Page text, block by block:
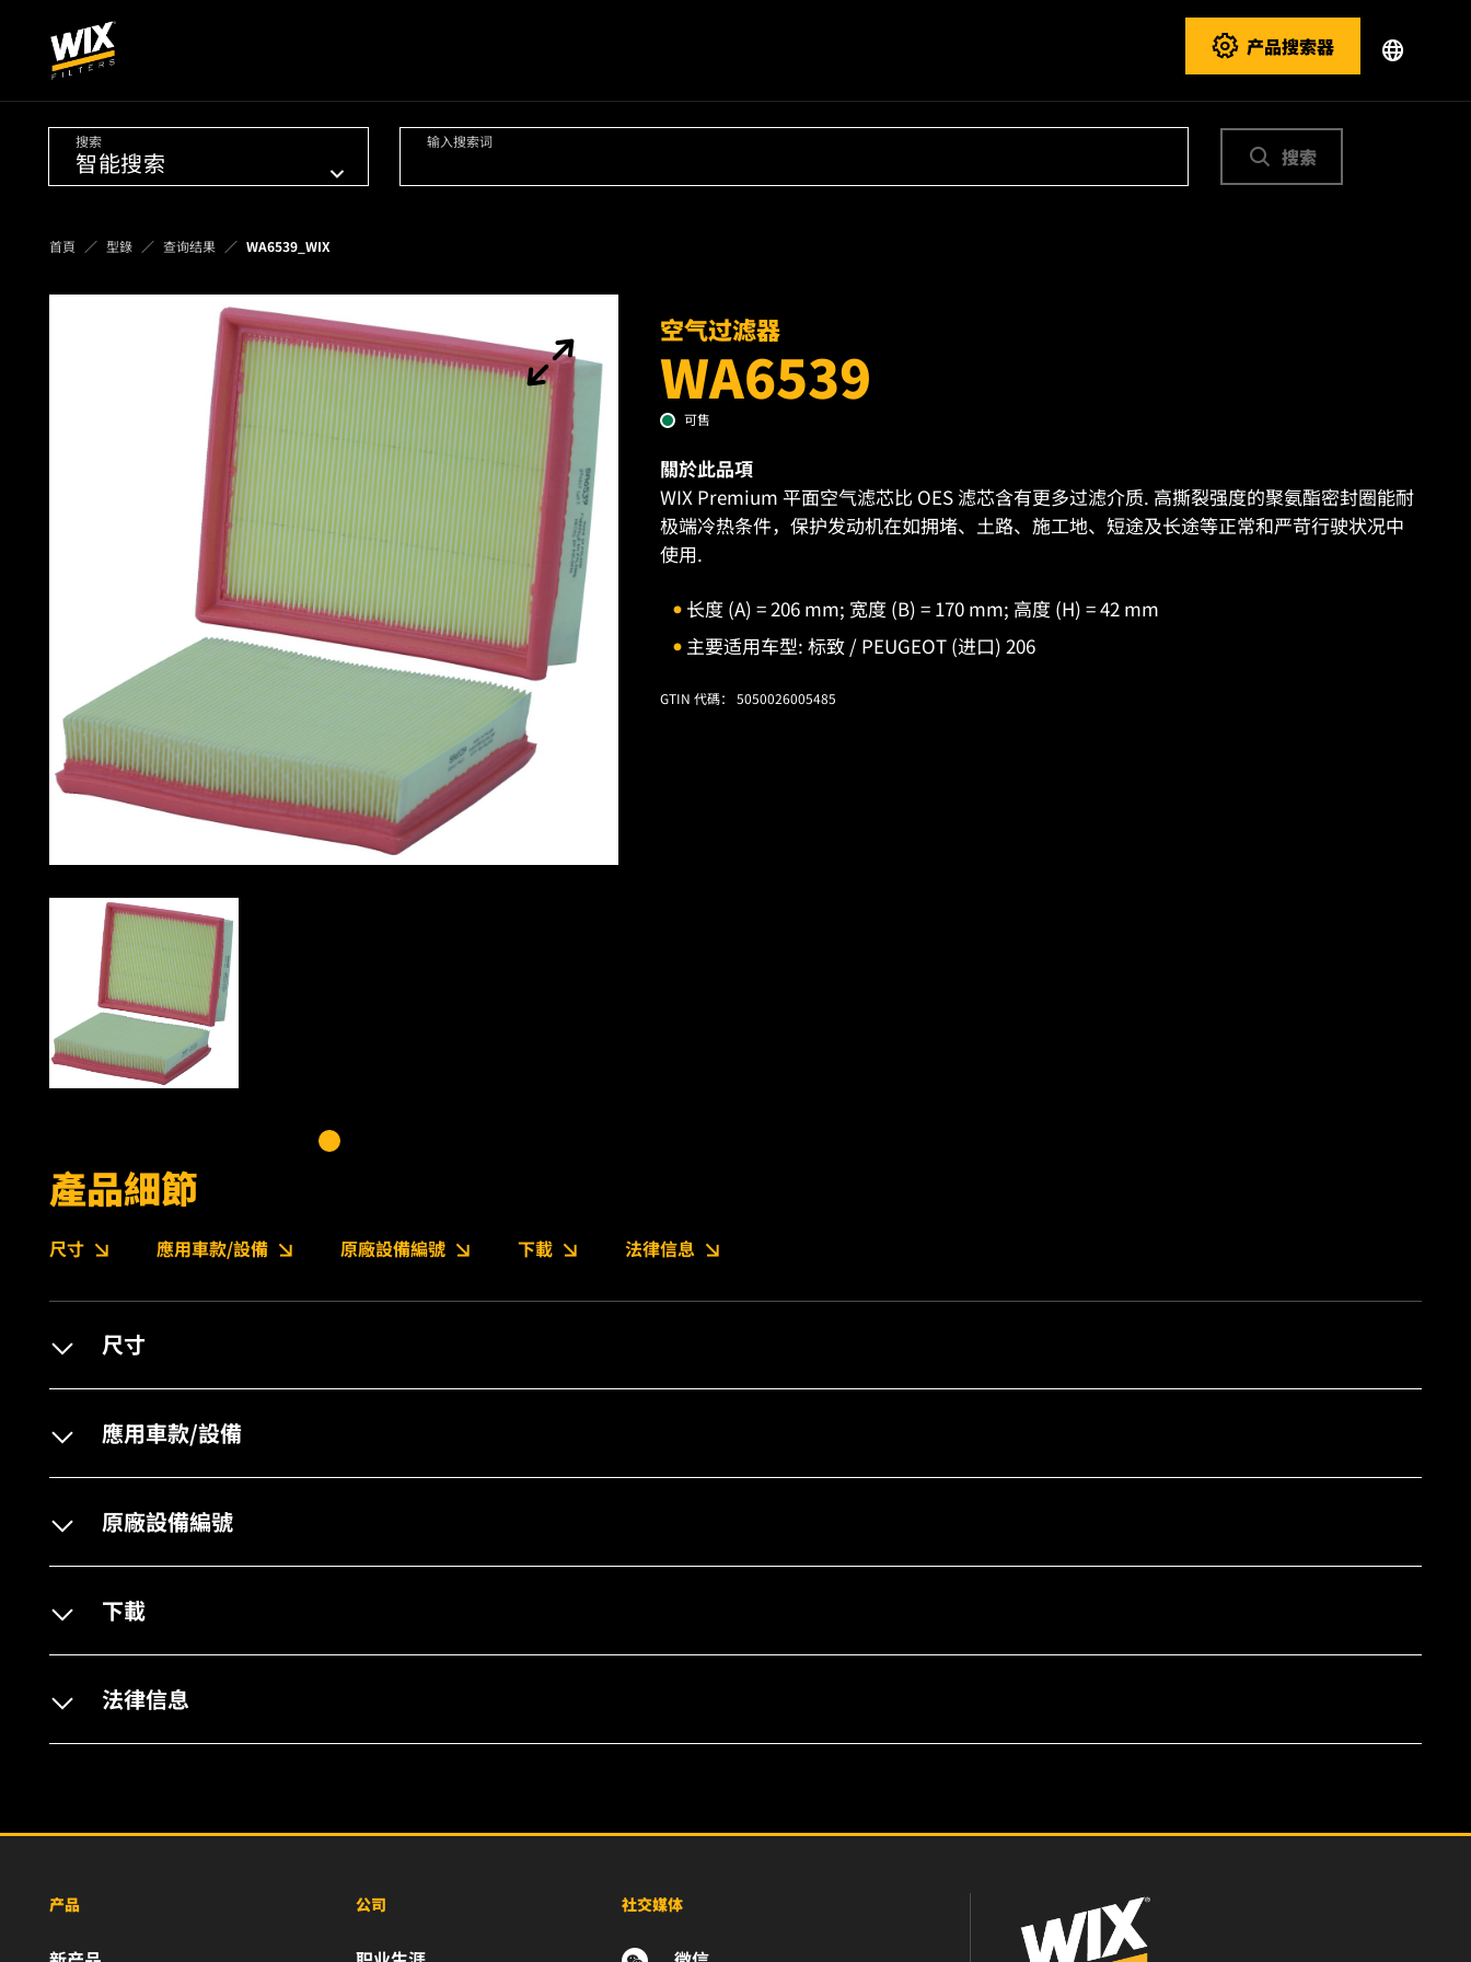
产品搜索器
搜索 输入搜索词
搜索
首頁 型錄 查询结果 WA6539_WIX
空气过滤器
WA6539
可售
關於此品項
WIX Premium 平面空气滤芯比 OES 滤芯含有更多过滤介质. 高撕裂强度的聚氨酯密封圈能耐
极端冷热条件，保护发动机在如拥堵、土路、施工地、短途及长途等正常和严苛行驶状况中
使用.
长度 (A) = 206 mm; 宽度 (B) = 170 mm; 高度 (H) = 42 mm
主要适用车型: 标致 / PEUGEOT (进口) 206
GTIN 代碼： 5050026005485
產品細節
尺寸 應用車款/設備 原廠設備編號 下載 法律信息
尺寸
應用車款/設備
原廠設備編號
下載
法律信息
产品 公司 社交媒体